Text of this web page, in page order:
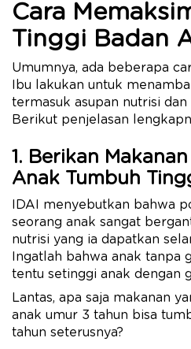
Cara
Tinggi Badan
Umumnya, ada beberapa
Ibu lakukan untuk
termasuk asupan nutrisi dan
Berikut penjelasan
1. Berikan
Anak Tumbuh
IDAI menyebutkan bahwa
seorang anak sangat
nutrisi yang ia dapatkan
Ingatlah bahwa anak tanpa
tentu setinggi anak dengan
Lantas, apa saja makanan
anak umur 3 tahun bisa
tahun seterusnya?